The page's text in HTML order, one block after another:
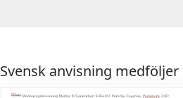
Svensk anvisning medföljer